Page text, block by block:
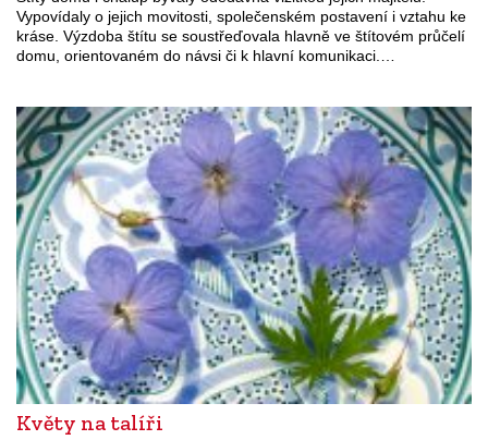
Vypovídaly o jejich movitosti, společenském postavení i vztahu ke
kráse. Výzdoba štítu se soustřeďovala hlavně ve štítovém průčelí
domu, orientovaném do návsi či k hlavní komunikaci.…
Květy na talíři